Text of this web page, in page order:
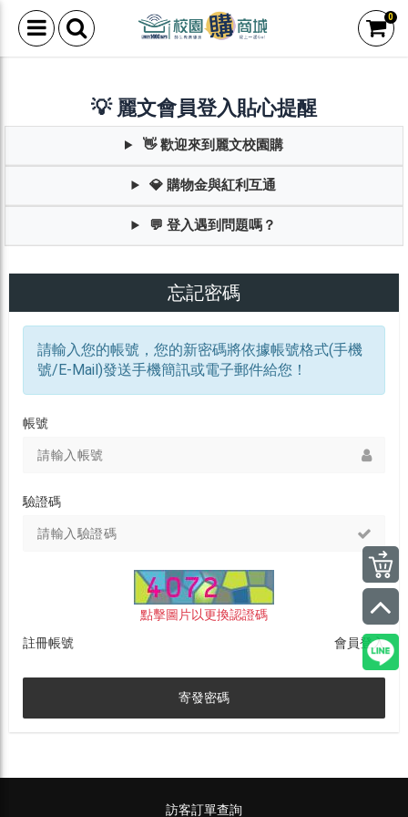
0
💡 麗文會員登入貼心提醒
👋 歡迎來到麗文校園購
💎 購物金與紅利互通
💬 登入遇到問題嗎？
忘記密碼
請輸入您的帳號，您的新密碼將依據帳號格式(手機
號/E-Mail)發送手機簡訊或電子郵件給您！
帳號
驗證碼
點擊圖片以更換認證碼
註冊帳號 會員登入
寄發密碼
訪客訂單查詢